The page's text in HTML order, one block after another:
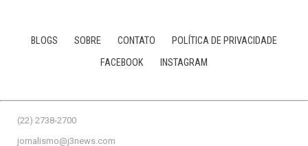
BLOGS SOBRE CONTATO
POLÍTICA DE PRIVACIDADE
FACEBOOK
INSTAGRAM
(22) 2738-2700
jornalismo@j3news.com